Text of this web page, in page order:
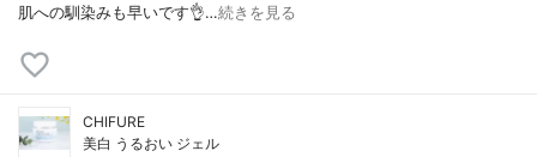
肌への馴染みも早いです👌…続きを見る
CHIFURE
美白 うるおい ジェル